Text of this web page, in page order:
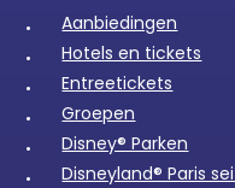
Aanbiedingen
Hotels en tickets
Entreetickets
Groepen
Disney® Parken
Disneyland® Paris